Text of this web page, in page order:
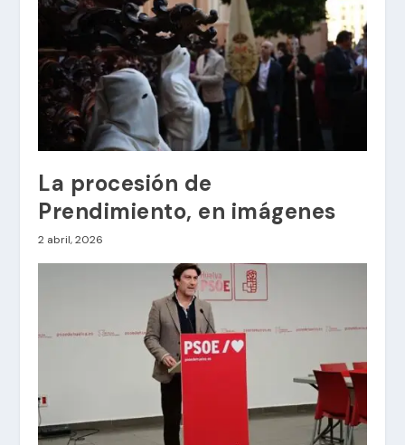
La procesión de
Prendimiento, en imágenes
2 abril, 2026